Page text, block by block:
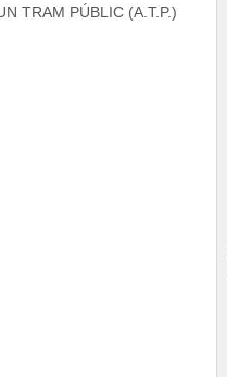
TRAM PÚBLIC (A.T.P.)